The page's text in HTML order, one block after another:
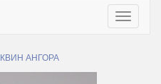
Toggle
КВИН АНГОРА